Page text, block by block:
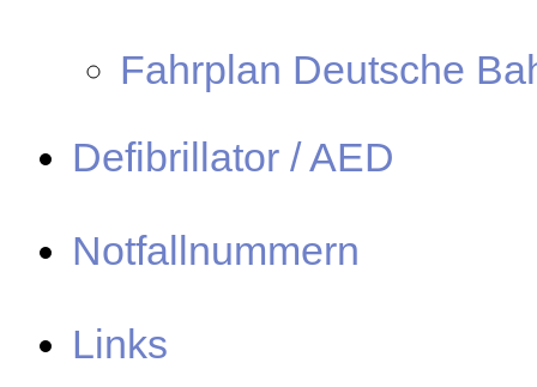
Fahrplan Deutsche
Defibrillator / AED
Notfallnummern
Links